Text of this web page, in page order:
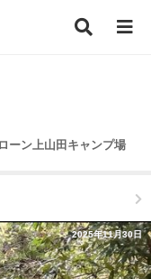
ーン上山田キャンプ場
2025年11月30日